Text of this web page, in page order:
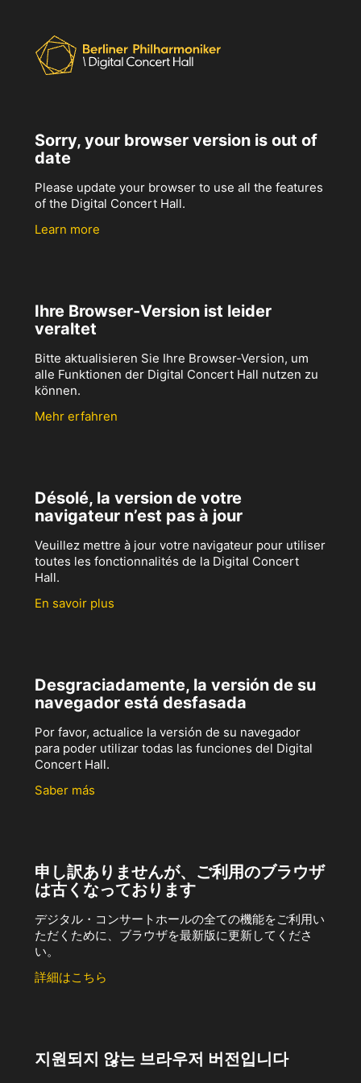
Sorry, your browser version is out of
date
Please update your browser to use all the features
of the Digital Concert Hall.
Learn more
Ihre Browser-Version ist leider
veraltet
Bitte aktualisieren Sie Ihre Browser-Version, um
alle Funktionen der Digital Concert Hall nutzen zu
können.
Mehr erfahren
Désolé, la version de votre
navigateur n’est pas à jour
Veuillez mettre à jour votre navigateur pour utiliser
toutes les fonctionnalités de la Digital Concert
Hall.
En savoir plus
Desgraciadamente, la versión de su
navegador está desfasada
Por favor, actualice la versión de su navegador
para poder utilizar todas las funciones del Digital
Concert Hall.
Saber más
申し訳ありませんが、ご利用のブラウザ
は古くなっております
デジタル・コンサートホールの全ての機能をご利用い
ただくために、ブラウザを最新版に更新してくださ
い。
詳細はこちら
지원되지 않는 브라우저 버전입니다